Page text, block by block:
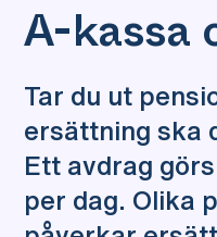
A-kassa
Tar du ut
ersättning ska
Ett avdrag
per dag. Olika